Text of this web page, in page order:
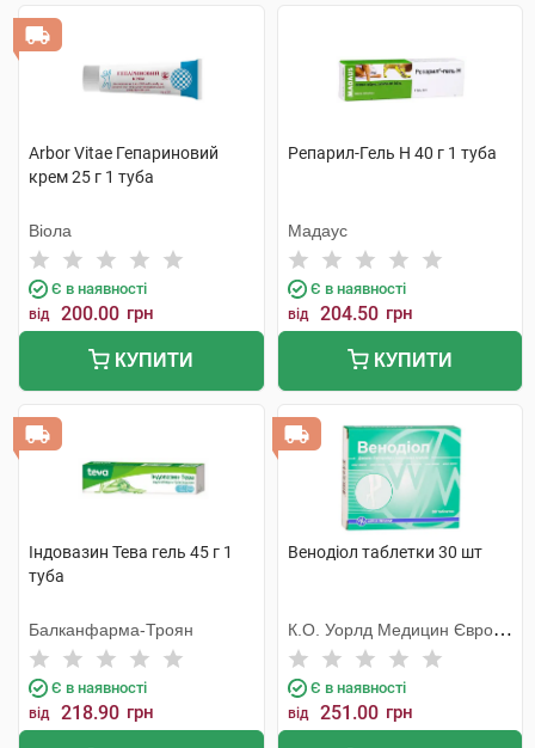
Arbor Vitae Гепариновий
крем 25 г 1 туба
Віола
Є в наявності
від 200.00 грн
КУПИТИ
Репарил-Гель Н 40 г 1 туба
Мадаус
Є в наявності
від 204.50 грн
КУПИТИ
Індовазин Тева гель 45 г 1
туба
Балканфарма-Троян
Є в наявності
від 218.90 грн
Венодіол таблетки 30 шт
К.О. Уорлд Медицин Європа
С.Р.Л.
Є в наявності
від 251.00 грн